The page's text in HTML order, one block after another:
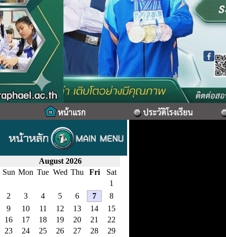
August 2026
Sun Mon Tue Wed Thu Fri
Sat
1
2
3 4 5 6 7
8
9
10 11 12 13 14
15
16
17 18 19 20 21
22
23
24 25 26 27 28
29